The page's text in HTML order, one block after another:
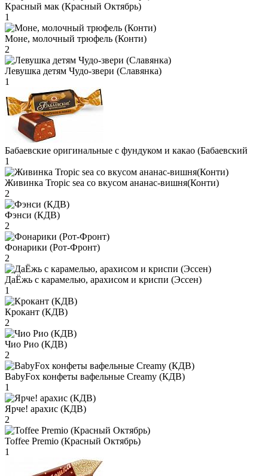
Красный мак (Красный Октябрь)
1
Моне, молочный трюфель (Конти)
2
Левушка детям Чудо-звери (Славянка)
1
Бабаевские оригинальные с фундуком и какао (Бабаевский
1
Живинка Tropic sea со вкусом ананас-вишня(Конти)
2
Фэнси (КДВ)
2
Фонарики (Рот-Фронт)
2
ДаЁжь с карамелью, арахисом и криспи (Эссен)
1
Крокант (КДВ)
2
Чио Рио (КДВ)
2
BabyFox конфеты вафельные Creamy (КДВ)
1
Ярче! арахис (КДВ)
2
Toffee Premio (Красный Октябрь)
1